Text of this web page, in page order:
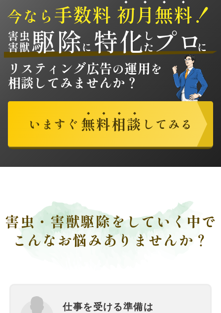
今なら 手数料 初月無料！
害虫
害獣駆除 に 特化 し
たプロ に
リスティング広告の運用を
相談してみませんか？
いますぐ 無料相談 してみる
害虫・害獣駆除をしていく中で
こんなお悩みありませんか？
仕事を受ける準備は